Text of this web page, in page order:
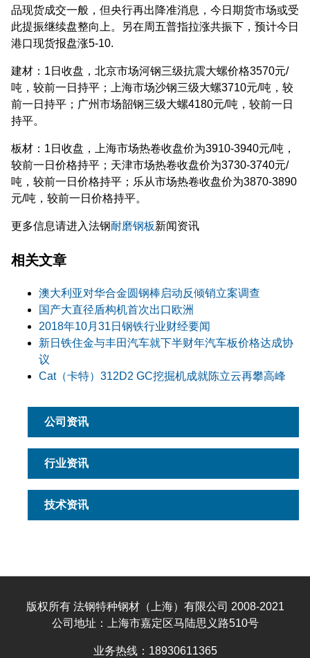
品现货成交一般，但央行再出降准消息，今日期货市场或受
此提振继续盘整向上。另在周五普指拉涨共振下，预计今日
港口现货报盘涨5-10.
建材：1日收盘，北京市场河钢三级抗震大螺价格3570元/
吨，较前一日持平；上海市场沙钢三级大螺3710元/吨，较
前一日持平；广州市场韶钢三级大螺4180元/吨，较前一日
持平。
板材：1日收盘，上海市场热卷收盘价为3910-3940元/吨，
较前一日价格持平；天津市场热卷收盘价为3730-3740元/
吨，较前一日价格持平；乐从市场热卷收盘价为3870-3890
元/吨，较前一日价格持平。
更多信息请进入法钢耐磨钢板新闻资讯
相关文章
澳大利亚对华合金圆钢棒启动反倾销立案调查
国产大直径盾构机首次出口欧洲
2018年10月31日钢铁行业财经要闻
新日铁住金与丰田汽车就下半财年汽车板价格达成协
议
Cat（卡特）312D2 GC挖掘机成就陈立云再攀高峰
公司资讯
行业资讯
技术资讯
版权所有 法钢特种钢材（上海）有限公司 2008-2021
公司地址：上海市嘉定区马陆思义路510号
业务热线：18930611365